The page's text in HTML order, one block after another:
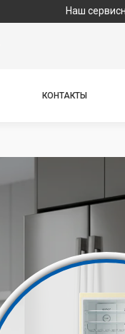
Наш сервисный центр
КОНТАКТЫ